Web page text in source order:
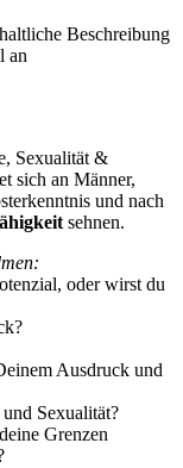
Beschreibung
an
Sexualität &
sich an Männer,
und nach
sehnen.
oder wirst du
Ausdruck und
Sexualität?
Grenzen